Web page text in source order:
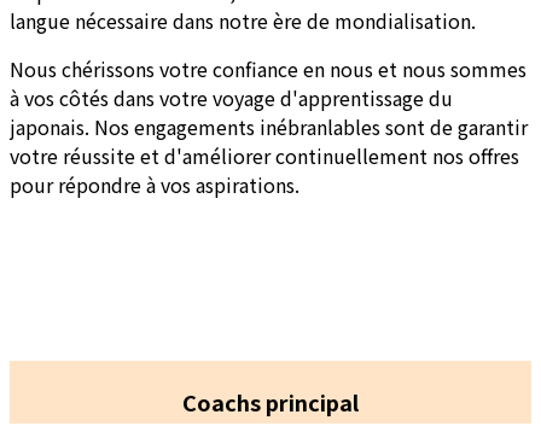
langue nécessaire dans notre ère de mondialisation.
Nous chérissons votre confiance en nous et nous sommes
à vos côtés dans votre voyage d'apprentissage du
japonais. Nos engagements inébranlables sont de garantir
votre réussite et d'améliorer continuellement nos offres
pour répondre à vos aspirations.
Coachs principal